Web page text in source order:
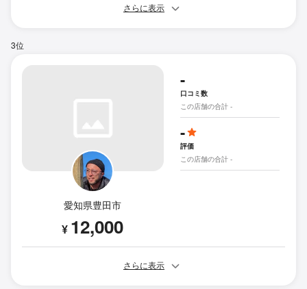
さらに表示
3位
愛知県豊田市
¥ 12,000
-
口コミ数
この店舗の合計 -
-
評価
この店舗の合計 -
さらに表示